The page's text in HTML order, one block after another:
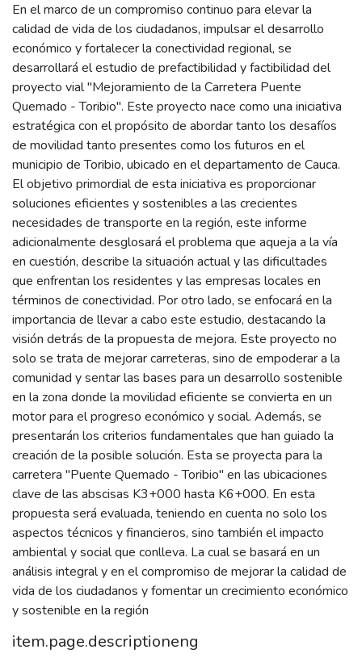
En el marco de un compromiso continuo para elevar la
calidad de vida de los ciudadanos, impulsar el desarrollo
económico y fortalecer la conectividad regional, se
desarrollará el estudio de prefactibilidad y factibilidad del
proyecto vial "Mejoramiento de la Carretera Puente
Quemado - Toribio". Este proyecto nace como una iniciativa
estratégica con el propósito de abordar tanto los desafíos
de movilidad tanto presentes como los futuros en el
municipio de Toribio, ubicado en el departamento de Cauca.
El objetivo primordial de esta iniciativa es proporcionar
soluciones eficientes y sostenibles a las crecientes
necesidades de transporte en la región, este informe
adicionalmente desglosará el problema que aqueja a la vía
en cuestión, describe la situación actual y las dificultades
que enfrentan los residentes y las empresas locales en
términos de conectividad. Por otro lado, se enfocará en la
importancia de llevar a cabo este estudio, destacando la
visión detrás de la propuesta de mejora. Este proyecto no
solo se trata de mejorar carreteras, sino de empoderar a la
comunidad y sentar las bases para un desarrollo sostenible
en la zona donde la movilidad eficiente se convierta en un
motor para el progreso económico y social. Además, se
presentarán los criterios fundamentales que han guiado la
creación de la posible solución. Esta se proyecta para la
carretera "Puente Quemado - Toribio" en las ubicaciones
clave de las abscisas K3+000 hasta K6+000. En esta
propuesta será evaluada, teniendo en cuenta no solo los
aspectos técnicos y financieros, sino también el impacto
ambiental y social que conlleva. La cual se basará en un
análisis integral y en el compromiso de mejorar la calidad de
vida de los ciudadanos y fomentar un crecimiento económico
y sostenible en la región
item.page.descriptioneng